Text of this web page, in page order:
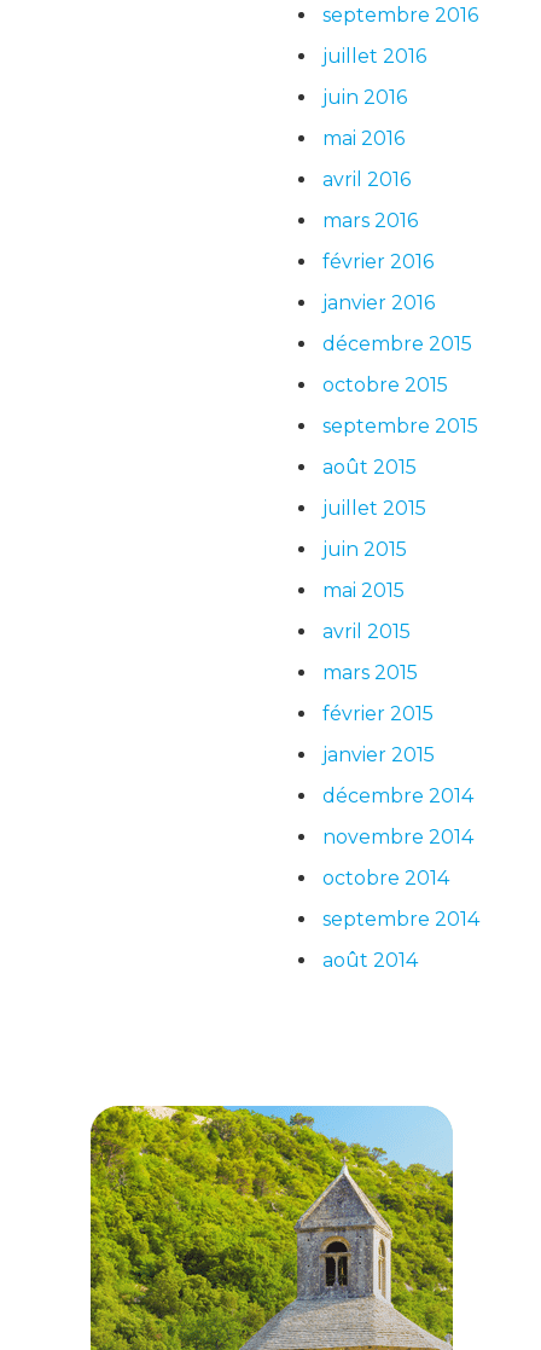
septembre 2016
juillet 2016
juin 2016
mai 2016
avril 2016
mars 2016
février 2016
janvier 2016
décembre 2015
octobre 2015
septembre 2015
août 2015
juillet 2015
juin 2015
mai 2015
avril 2015
mars 2015
février 2015
janvier 2015
décembre 2014
novembre 2014
octobre 2014
septembre 2014
août 2014